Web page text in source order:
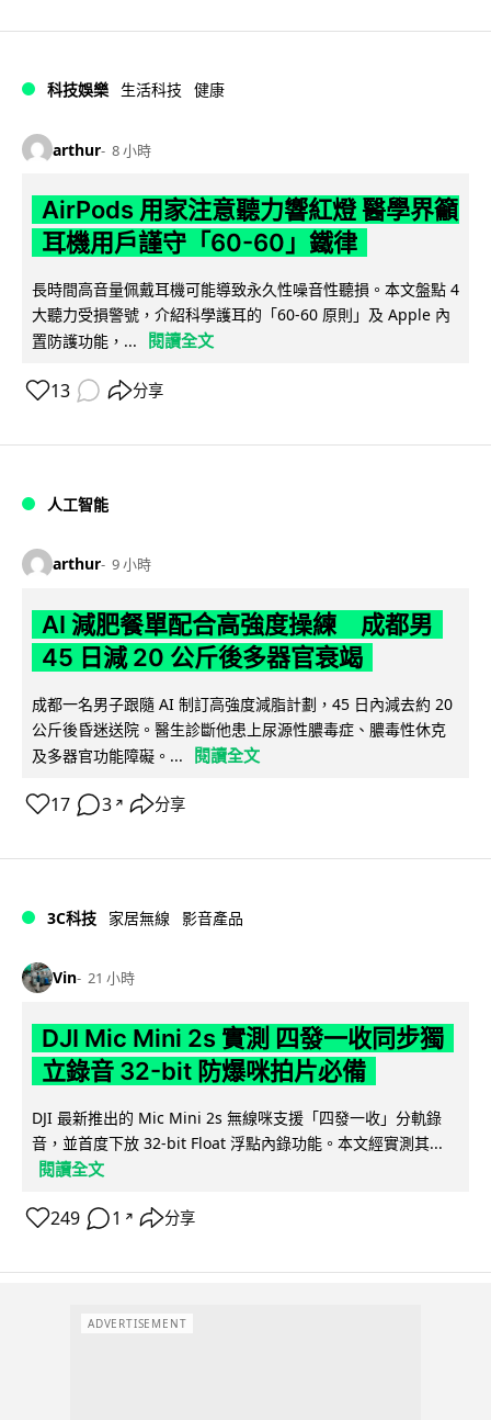
科技娛樂 生活科技 健康
arthur 8 小時
AirPods 用家注意聽力響紅燈 醫學界籲
耳機用戶謹守「60-60」鐵律
長時間高音量佩戴耳機可能導致永久性噪音性聽損。本文盤點 4
大聽力受損警號，介紹科學護耳的「60-60 原則」及 Apple 內
置防護功能，...
閱讀全文
13 分享
人工智能
arthur 9 小時
AI 減肥餐單配合高強度操練 成都男
45 日減 20 公斤後多器官衰竭
成都一名男子跟隨 AI 制訂高強度減脂計劃，45 日內減去約 20
公斤後昏迷送院。醫生診斷他患上尿源性膿毒症、膿毒性休克
及多器官功能障礙。...
閱讀全文
17 3 ↗ 分享
3C科技 家居無線 影音產品
Vin 21 小時
DJI Mic Mini 2s 實測 四發一收同步獨
立錄音 32-bit 防爆咪拍片必備
DJI 最新推出的 Mic Mini 2s 無線咪支援「四發一收」分軌錄
音，並首度下放 32-bit Float 浮點內錄功能。本文經實測其...
閱讀全文
249 1 ↗ 分享
ADVERTISEMENT